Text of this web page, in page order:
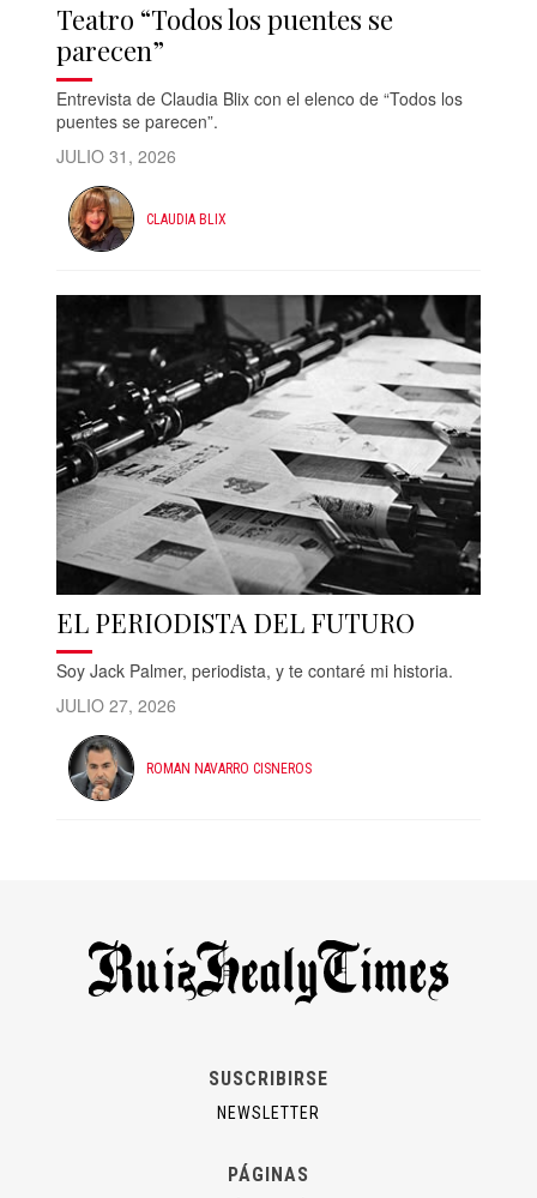
Teatro “Todos los puentes se
parecen”
Entrevista de Claudia Blix con el elenco de “Todos los
puentes se parecen”.
JULIO 31, 2026
CLAUDIA BLIX
EL PERIODISTA DEL FUTURO
Soy Jack Palmer, periodista, y te contaré mi historia.
JULIO 27, 2026
ROMAN NAVARRO CISNEROS
SUSCRIBIRSE
NEWSLETTER
PÁGINAS